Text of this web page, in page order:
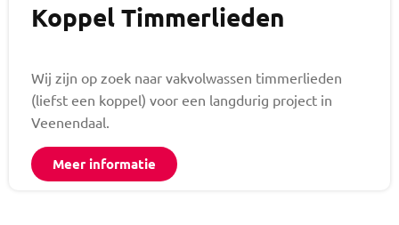
Koppel Timmerlieden
Wij zijn op zoek naar vakvolwassen timmerlieden
(liefst een koppel) voor een langdurig project in
Veenendaal.
Meer informatie